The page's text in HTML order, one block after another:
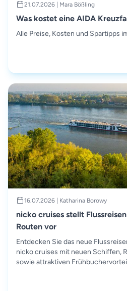
21.07.2026 | Mara Bößling
Was kostet eine AIDA
Alle Preise, Kosten und Spartipps
16.07.2026 | Katharina Borowy
nicko cruises stellt
Routen vor
Entdecken Sie das neue
nicko cruises mit neuen Schiffen,
sowie attraktiven